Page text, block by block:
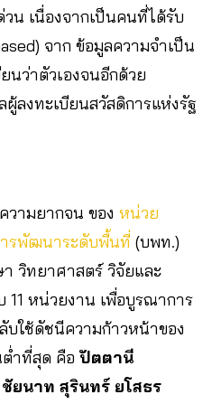
วน เนื่องจากเป็นคนที่ได้รับ
จาก ข้อมูลความจำเป็น
นว่าตัวเองจนอีกด้วย
ลงทะเบียนสวัสดิการแห่งรัฐ
ามยากจน ของ หน่วย
รพัฒนาระดับพื้นที่ (บพท.)
วิทยาศาสตร์ วิจัยและ
11 หน่วยงาน เพื่อบูรณาการ
ใช้ดัชนีความก้าวหน้าของ
ต่ำที่สุด คือปัตตานี
ยนาท สุรินทร์ ยโสธร